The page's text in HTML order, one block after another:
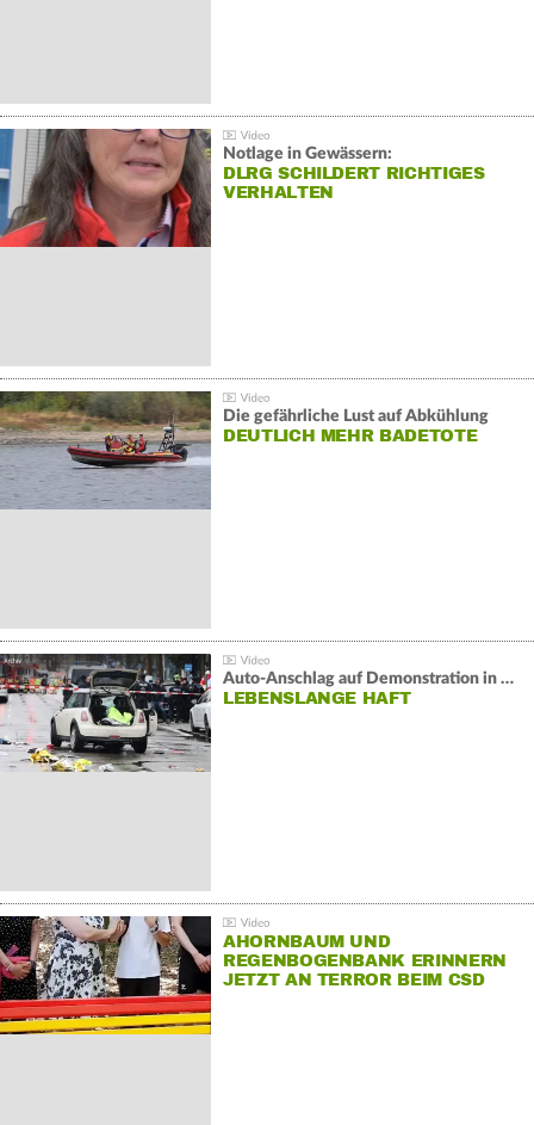
Notlage in Gewässern:
DLRG SCHILDERT RICHTIGES
VERHALTEN
Die gefährliche Lust auf Abkühlung
DEUTLICH MEHR BADETOTE
Auto-Anschlag auf Demonstration in München:
LEBENSLANGE HAFT
AHORNBAUM UND
REGENBOGENBANK ERINNERN
JETZT AN TERROR BEIM CSD